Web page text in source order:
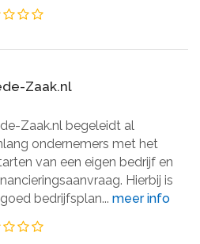
Zaak.nl
Zaak.nl begeleidt al
ondernemers met het
van een eigen bedrijf en
Hierbij is
bedrijfsplan...meer info